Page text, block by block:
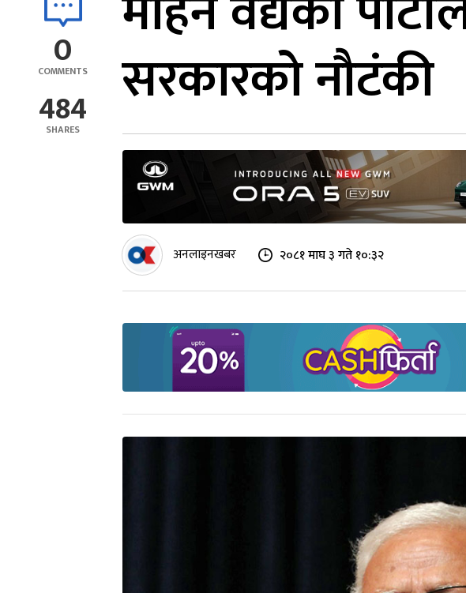
0
COMMENTS
484
SHARES
सरकारको नौटंकी
अनलाइनखबर २०८१ माघ ३ गते १०:३२